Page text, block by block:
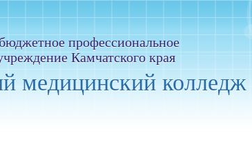
профессиональное
Камчатского края
медицинский колледж